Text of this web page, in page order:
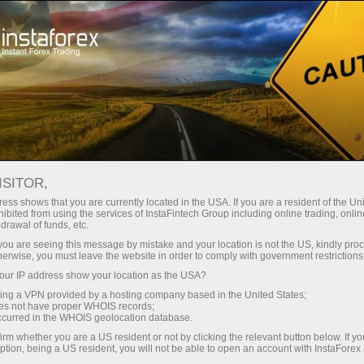
de la cuenta Plataforma comercial
Principiantes Para Inversionistas Para Socios
una cuenta demo
Preguntas
Frecuentes
ForexCopy en
copiar órdenes de los operadores forex más
recibiendo comisiones por compartir sus
sobre cómo utilizar el servicio y qué otras
shows that you are currently located in the USA. If you are a resident of the
from using the services of InstaFintech Group including online trading,
of funds, etc.
are seeing this message by mistake and your location is not the US, kindly
you must leave the website in order to comply with government
IP address show your location as the USA?
a VPN provided by a hosting company based in the United States;
not have proper WHOIS records;
in the WHOIS geolocation database.
whether you are a US resident or not by clicking the relevant button below. If
being a US resident, you will not be able to open an account with InstaForex